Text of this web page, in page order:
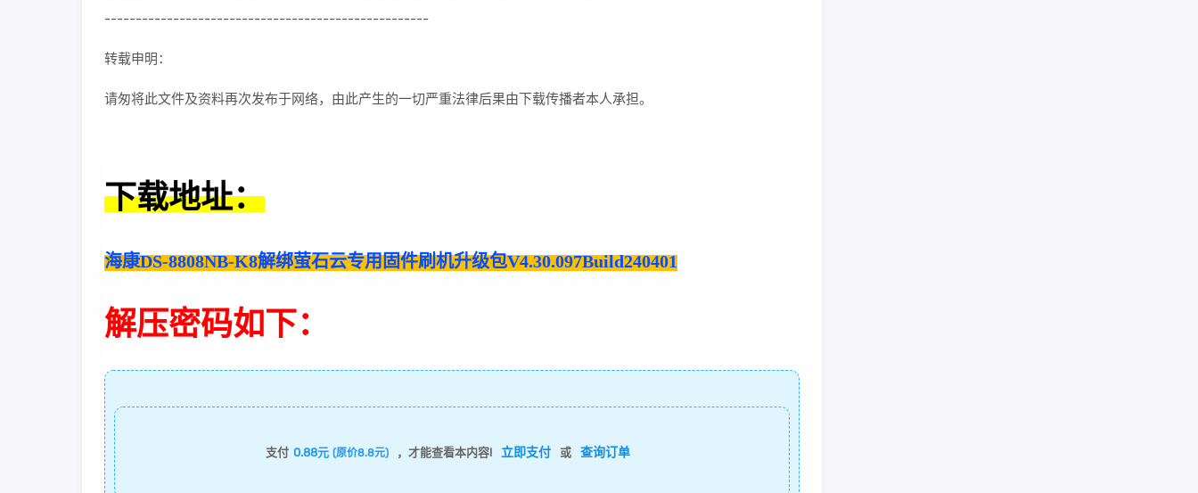
----------------------------------------------------
转载申明：
请匆将此文件及资料再次发布于网络，由此产生的一切严重法律后果由下载传播者本人承担。
下载地址：
海康DS-8808NB-K8解绑萤石云专用固件刷机升级包V4.30.097Build240401
解压密码如下：
支付 0.88元 (原价8.8元) ，才能查看本内容! 立即支付 或 查询订单